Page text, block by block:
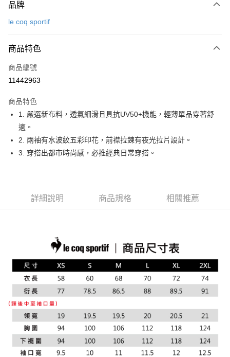
信用卡一次付款
LINE Pay
Apple Pay
悠遊付
大哥付你分期
相關說明
【大哥付你分期使用說明】
1.本服務由台灣大哥大提供，台灣大哥大用戶可立即使用無須另外申請。
3.實際核准額度、可分期數及費用金額請依後續交易確認頁面所載為準。
1.分期款項不併入電信帳單，「大哥付你分期」於每月結算日後寄送繳費提
2.透過簡訊連結打開帳單後，可選擇「超商條碼／台灣大直營門市／銀行轉
帳／街口支付／iPASS MONEY」等通路繳費。
【注意事項】
1.本服務係由「台灣大哥大股份有限公司」（以下簡稱本公司）所提供，讓
用戶於交易時，得透過本服務購買商品或服務，並由商店將買賣／分期付款
買賣價金債權讓與本公司後，依約使用本公司帳單繳交帳款。
2.基於同意付款使用「大哥付你分期」之契約關係目的，商店將以您的個人
資料（包含姓名、電話或地址）提供予台灣大哥大進項蒐集、處理及利用，
由本公司與您本人進行分期帳單所需資料之確認、核對及更正。
3.完整用戶服務條款，請詳閱以下連結： https://oppay.tw/userRule
AFTEE先享後付
便利好安心！
【「AFTEE先享後付」結帳流程】
１．於結帳方式選擇「AFTEE先享後付」後，將跳轉至「AFTEE先享後付」
結帳頁面，進行簡訊認證並確認金額後，即可完成結帳。
２．訂單成立數日內，您將收到繳費通知簡訊。
３．收到繳費通知簡訊後14天內，點擊此簡訊中的連結，可透過四大超商／
ATM／網路銀行／等多元方式進行付款，方視為交易完成。
※ 請注意：結帳手續完成當下不需立刻繳費，但若您需要取消訂單，請聯絡
購買商品的店家。未經商家同意取消之訂單仍視為有效，需透過AFTEE先享
後付繳納相關費用。
※ 交易是否成功請以「AFTEE先享後付 」之結帳頁面顯示為準，若有關於
是否繳費成功／繳費後需取消欲退款等相關疑問，請聯繫「AFTEE先享後付
客戶支援中心」https://netprotections.freshdesk.com/support/home
付款後全家取貨
免運費
萊爾富取貨付款
免運費
付款後萊爾富取貨
免運費
品牌
le coq sportif
商品特色
商品編號
11442963
商品特色
1. 嚴選新布料，透氣細滑且具抗UV50+機能，輕薄單品穿著舒
適。
2. 兩袖有水波紋五彩印花，前襟拉鍊有夜光拉片設計。
3. 穿搭出都市時尚感，必推經典日常穿搭。
詳細說明 商品規格 相關推薦